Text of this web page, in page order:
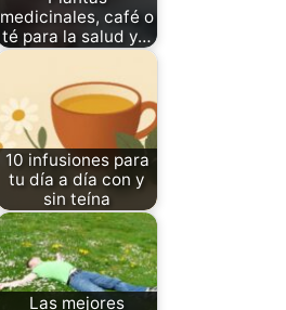
medicinales, café o
té para la salud y…
10 infusiones para
tu día a día con y
sin teína
Las mejores